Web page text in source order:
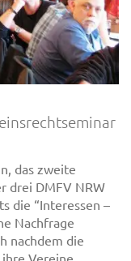
das zweite
drei DMFV NRW
die “Interessen –
Nachfrage
nachdem die
Vereine